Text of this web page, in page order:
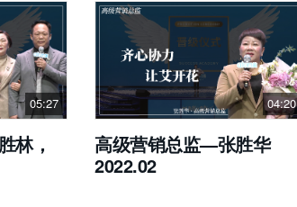
05:27
林，
04:20
高级营销总监—张胜华
2022.02